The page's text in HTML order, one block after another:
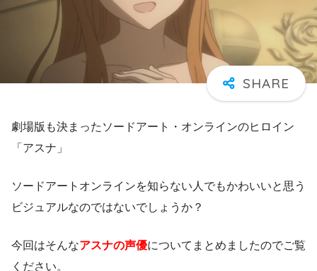
劇場版も決まったソードアート・オンラインのヒロイン
「アスナ」
ソードアートオンラインを知らない人でもかわいいと思う
ビジュアルなのではないでしょうか？
今回はそんなアスナの声優についてまとめましたのでご覧
ください。